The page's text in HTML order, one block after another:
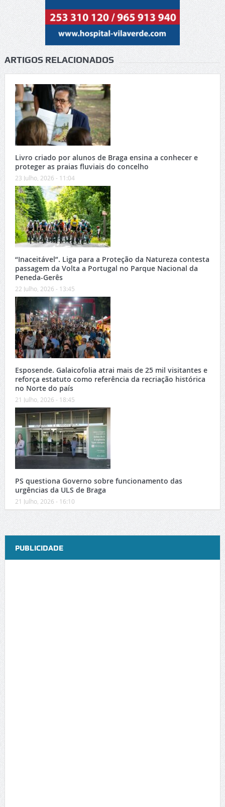
ARTIGOS RELACIONADOS
Livro criado por alunos de Braga ensina a conhecer e
proteger as praias fluviais do concelho
23 Julho, 2026 - 11:04
“Inaceitável”. Liga para a Proteção da Natureza contesta
passagem da Volta a Portugal no Parque Nacional da
Peneda-Gerês
22 Julho, 2026 - 13:45
Esposende. Galaicofolia atrai mais de 25 mil visitantes e
reforça estatuto como referência da recriação histórica
no Norte do país
21 Julho, 2026 - 18:45
PS questiona Governo sobre funcionamento das
urgências da ULS de Braga
21 Julho, 2026 - 16:10
PUBLICIDADE